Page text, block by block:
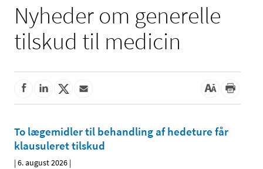
Nyheder om generelle
tilskud til medicin
To lægemidler til behandling af hedeture får
klausuleret tilskud
|6. august 2026 |